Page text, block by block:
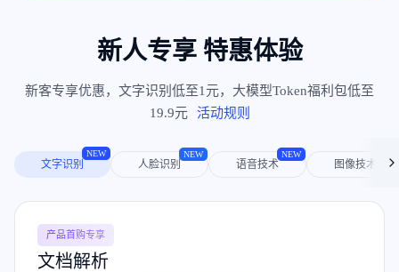
新人专享 特惠体验
新客专享优惠，文字识别低至1元，大模型Token福利包低至
19.9元
活动规则
文字识别
NEW
人脸识别
NEW
语音技术
NEW
图像技术
产品首购专享
文档解析